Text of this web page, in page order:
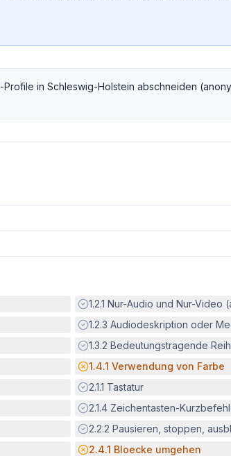
-Profile in Schleswig-Holstein abschneiden
Erfüllt:
1.2.1 Nur-Audio und Nur-Video
Erfüllt:
1.2.3 Audiodeskription oder
Erfüllt:
1.3.2 Bedeutungstragende
Potenzielle Barriere:
1.4.1 Verwendung von Farbe
Erfüllt:
2.1.1 Tastatur
Erfüllt:
2.1.4 Zeichentasten-
Erfüllt:
2.2.2 Pausieren, stoppen,
Potenzielle Barriere:
2.4.1 Bloecke umgehen